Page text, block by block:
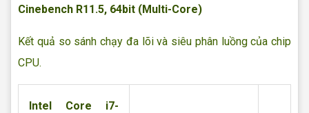
Cinebench R11.5, 64bit (Multi-Core)
Kết quả so sánh chạy đa lõi và siêu phân luồng của chip
CPU.
Intel Core i7-